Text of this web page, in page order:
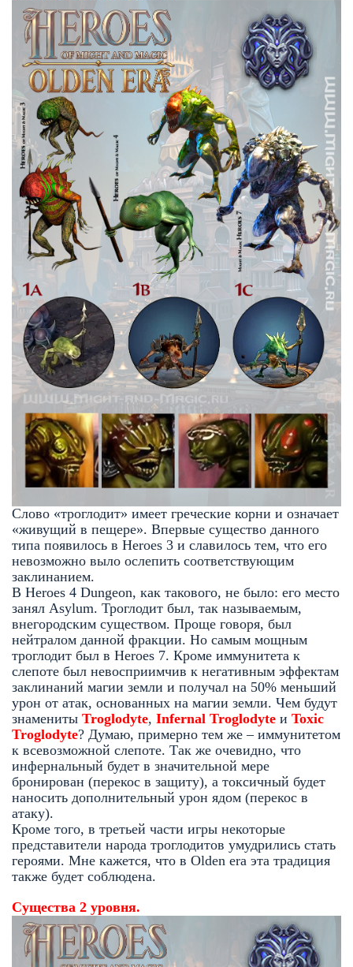
Слово «троглодит» имеет греческие корни и означает
«живущий в пещере». Впервые существо данного
типа появилось в Heroes 3 и славилось тем, что его
невозможно выло ослепить соответствующим
заклинанием.
В Heroes 4 Dungeon, как такового, не было: его место
занял Asylum. Троглодит был, так называемым,
внегородским существом. Проще говоря, был
нейтралом данной фракции. Но самым мощным
троглодит был в Heroes 7. Кроме иммунитета к
слепоте был невосприимчив к негативным эффектам
заклинаний магии земли и получал на 50% меньший
урон от атак, основанных на магии земли. Чем будут
знамениты Troglodyte, Infernal Troglodyte и Toxic
Troglodyte? Думаю, примерно тем же – иммунитетом
к всевозможной слепоте. Так же очевидно, что
инфернальный будет в значительной мере
бронирован (перекос в защиту), а токсичный будет
наносить дополнительный урон ядом (перекос в
атаку).
Кроме того, в третьей части игры некоторые
представители народа троглодитов умудрились стать
героями. Мне кажется, что в Olden era эта традиция
также будет соблюдена.
Существа 2 уровня.